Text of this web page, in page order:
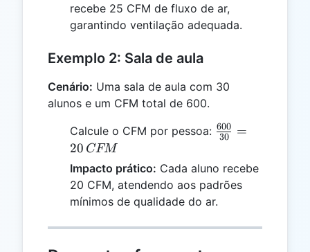
recebe 25 CFM de fluxo de ar,
garantindo ventilação adequada.
Exemplo 2: Sala de aula
Cenário: Uma sala de aula com 30
alunos e um CFM total de 600.
Calcule o CFM por pessoa: \frac{600}
\, CFM
30
600 =
20 CFM
Impacto prático: Cada aluno recebe
20 CFM, atendendo aos padrões
mínimos de qualidade do ar.